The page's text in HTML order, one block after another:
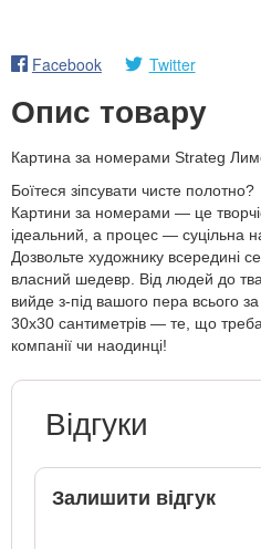
Facebook Twitter
Опис товару
Картина за номерами Strateg
Боїтеся зіпсувати чисте полотно?
Картини за номерами — це
ідеальний, а процес — суцільна
Дозвольте художнику всередині
власний шедевр. Від людей до
вийде з-під вашого пера всього
30х30 сантиметрів — те, що
компанії чи наодинці!
Відгуки
Залишити відгук